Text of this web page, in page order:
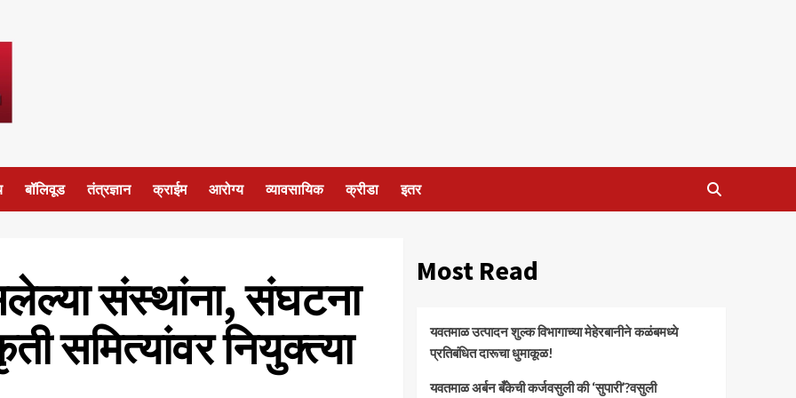
बॉलिवूड तंत्रज्ञान क्राईम आरोग्य व्यावसायिक क्रीडा इतर
संस्थांना, संघटना
समित्यांवर नियुक्त्या
Most Read
यवतमाळ उत्पादन शुल्क विभागाच्या मेहेरबानीने कळंबमध्ये
प्रतिबंधित दारूचा धुमाकूळ!
​यवतमाळ अर्बन बँकेची कर्जवसुली की ‘सुपारी’?वसुली